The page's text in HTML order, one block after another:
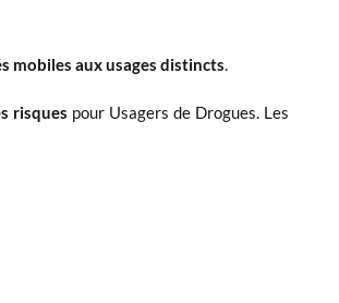
mobiles aux usages distincts.
risques pour Usagers de Drogues. Les